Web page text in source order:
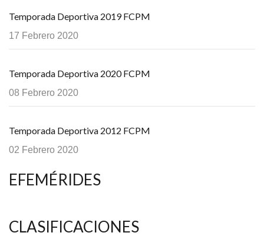
Temporada Deportiva 2019 FCPM
17 Febrero 2020
Temporada Deportiva 2020 FCPM
08 Febrero 2020
Temporada Deportiva 2012 FCPM
02 Febrero 2020
EFEMÉRIDES
CLASIFICACIONES